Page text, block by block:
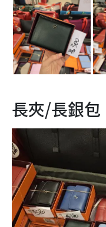
長夾/長銀包